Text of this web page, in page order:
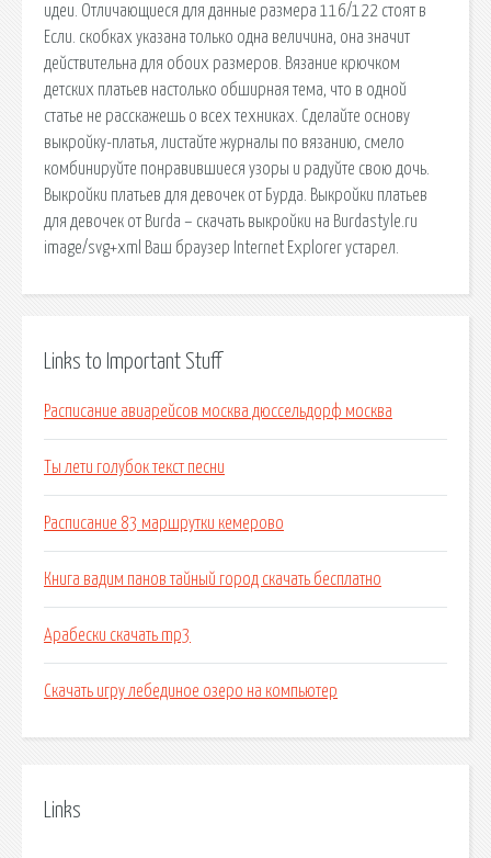
идеи. Отличающиеся для данные размера 116/122 стоят в
Если. скобках указана только одна величина, она значит
действительна для обоих размеров. Вязание крючком
детских платьев настолько обширная тема, что в одной
статье не расскажешь о всех техниках. Сделайте основу
выкройку-платья, листайте журналы по вязанию, смело
комбинируйте понравившиеся узоры и радуйте свою дочь.
Выкройки платьев для девочек от Бурда. Выкройки платьев
для девочек от Burda – скачать выкройки на Burdastyle.ru
image/svg+xml Ваш браузер Internet Explorer устарел.
Links to Important Stuff
Расписание авиарейсов москва дюссельдорф москва
Ты лети голубок текст песни
Расписание 83 маршрутки кемерово
Книга вадим панов тайный город скачать бесплатно
Арабески скачать mp3
Скачать игру лебединое озеро на компьютер
Links